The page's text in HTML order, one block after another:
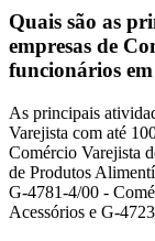
Quais são as
empresas de
funcionários
As principais
Varejista com até
Comércio Varejista
de Produtos
G-4781-4/00 -
Acessórios e G-